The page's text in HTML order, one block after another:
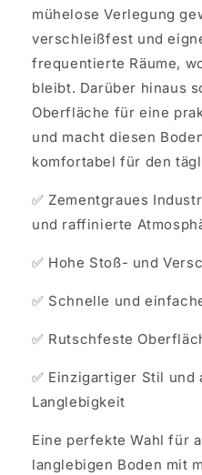
mühelose Verlegung
verschleißfest und
frequentierte Räume,
bleibt. Darüber hinaus
Oberfläche für eine
und macht diesen
komfortabel für den
✅ Zementgraues
und raffinierte
✅ Hohe Stoß- und
✅ Schnelle und
✅ Rutschfeste
✅ Einzigartiger Stil und
Langlebigkeit
Eine perfekte Wahl für
langlebigen Boden mit